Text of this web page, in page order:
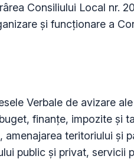
Consiliului Local nr.
și funcționare a
Verbale de avizare
finanțe, impozite și
amenajarea teritoriului şi
public şi privat, servicii